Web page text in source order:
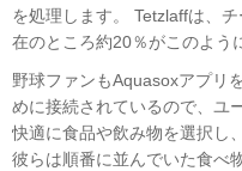
を処理します。 Tetzlaffは、
在のところ約20％がこのよう
野球ファンもAquasoxアプリ
めに接続されているので、ユ
快適に食品や飲み物を選択し
彼らは順番に並んでいた食べ